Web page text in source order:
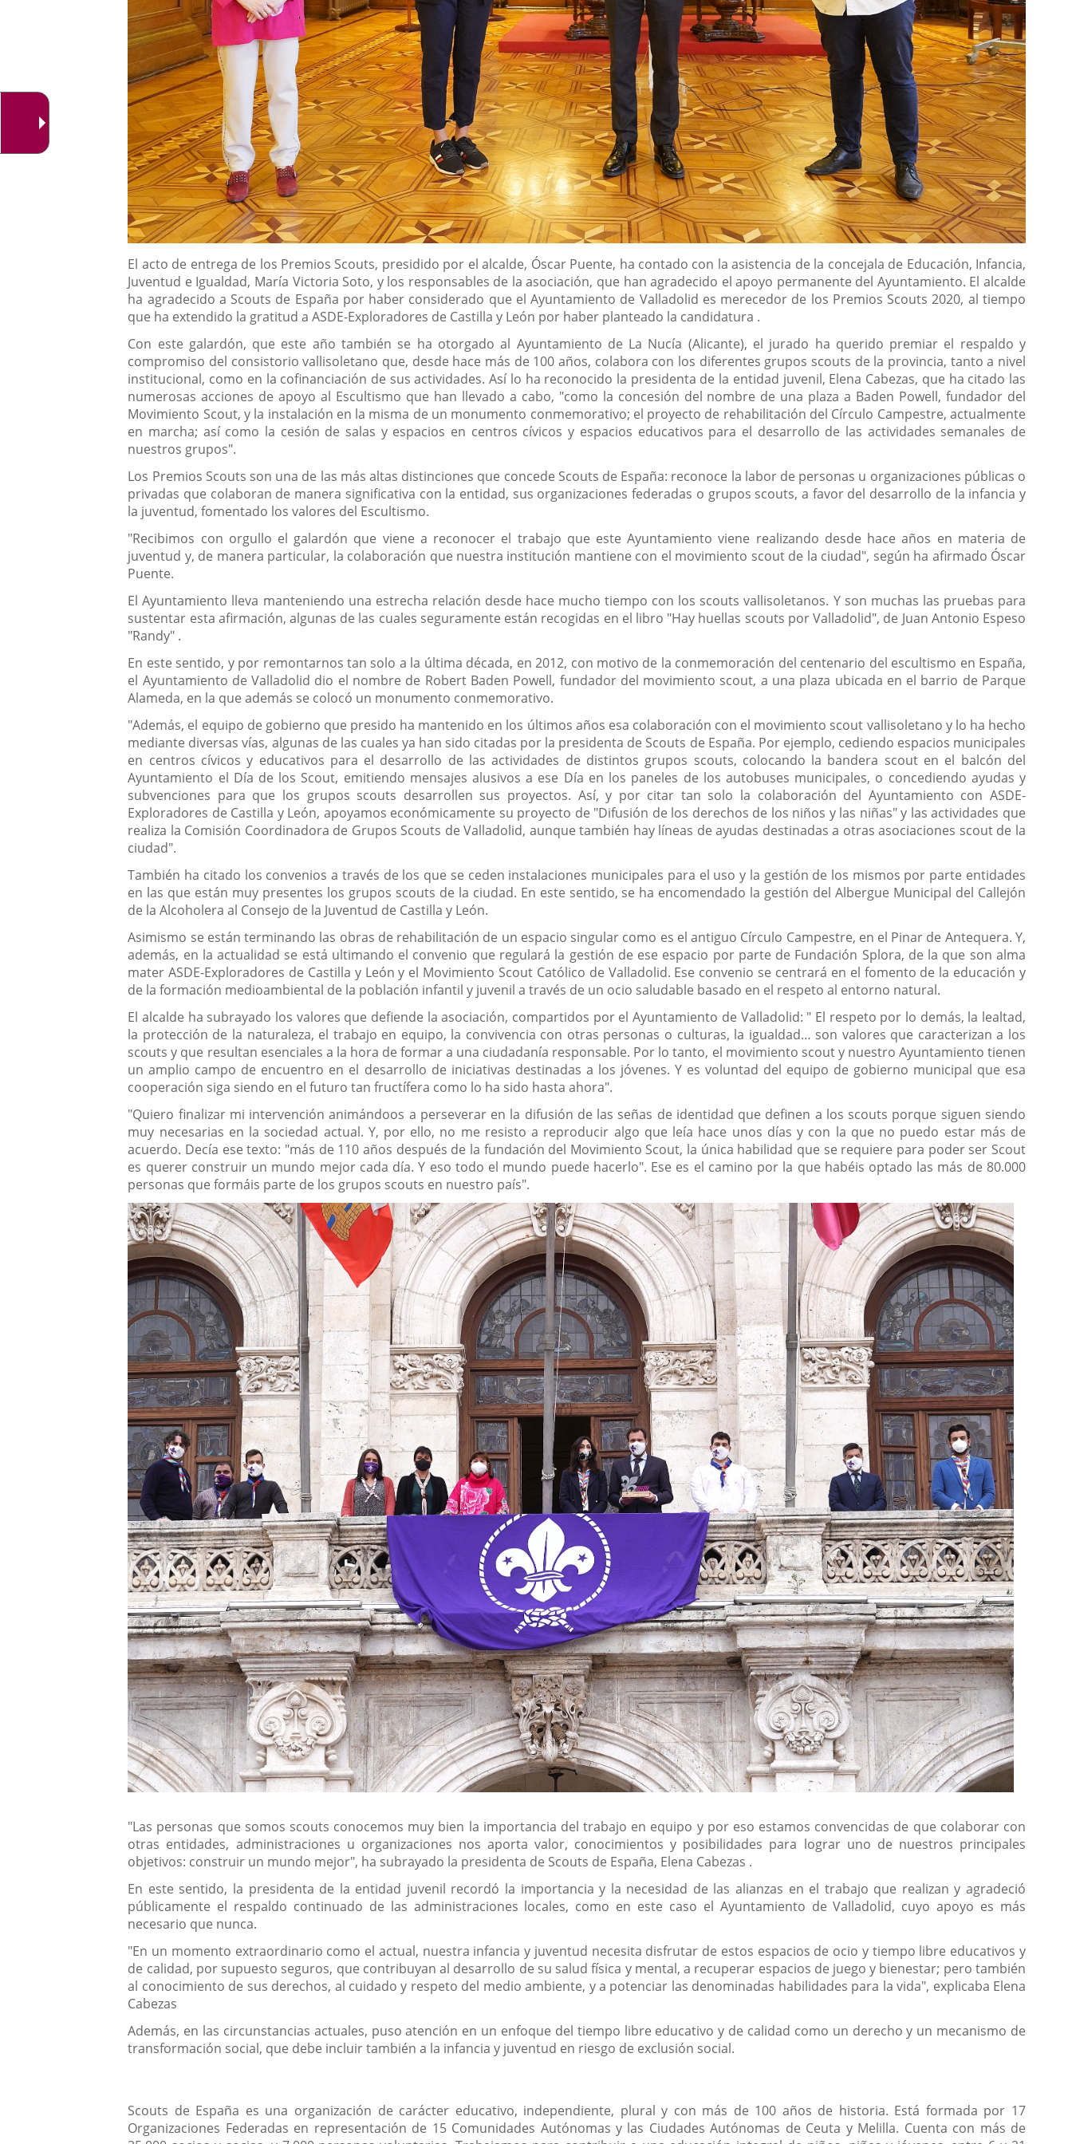
Descripción
El acto de entrega de los Premios Scouts, presidido por el alcalde, Óscar Puente, ha contado con la asistencia de la concejala de Educación, Infancia,
Juventud e Igualdad, María Victoria Soto, y los responsables de la asociación, que han agradecido el apoyo permanente del Ayuntamiento. El alcalde
ha agradecido a Scouts de España por haber considerado que el Ayuntamiento de Valladolid es merecedor de los Premios Scouts 2020, al tiempo
que ha extendido la gratitud a ASDE-Exploradores de Castilla y León por haber planteado la candidatura .
Con este galardón, que este año también se ha otorgado al Ayuntamiento de La Nucía (Alicante), el jurado ha querido premiar el respaldo y
compromiso del consistorio vallisoletano que, desde hace más de 100 años, colabora con los diferentes grupos scouts de la provincia, tanto a nivel
institucional, como en la cofinanciación de sus actividades. Así lo ha reconocido la presidenta de la entidad juvenil, Elena Cabezas, que ha citado las
numerosas acciones de apoyo al Escultismo que han llevado a cabo, "como la concesión del nombre de una plaza a Baden Powell, fundador del
Movimiento Scout, y la instalación en la misma de un monumento conmemorativo; el proyecto de rehabilitación del Círculo Campestre, actualmente
en marcha; así como la cesión de salas y espacios en centros cívicos y espacios educativos para el desarrollo de las actividades semanales de
nuestros grupos".
Los Premios Scouts son una de las más altas distinciones que concede Scouts de España: reconoce la labor de personas u organizaciones públicas o
privadas que colaboran de manera significativa con la entidad, sus organizaciones federadas o grupos scouts, a favor del desarrollo de la infancia y
la juventud, fomentado los valores del Escultismo.
"Recibimos con orgullo el galardón que viene a reconocer el trabajo que este Ayuntamiento viene realizando desde hace años en materia de
juventud y, de manera particular, la colaboración que nuestra institución mantiene con el movimiento scout de la ciudad", según ha afirmado Óscar
Puente.
El Ayuntamiento lleva manteniendo una estrecha relación desde hace mucho tiempo con los scouts vallisoletanos. Y son muchas las pruebas para
sustentar esta afirmación, algunas de las cuales seguramente están recogidas en el libro "Hay huellas scouts por Valladolid", de Juan Antonio Espeso
"Randy" .
En este sentido, y por remontarnos tan solo a la última década, en 2012, con motivo de la conmemoración del centenario del escultismo en España,
el Ayuntamiento de Valladolid dio el nombre de Robert Baden Powell, fundador del movimiento scout, a una plaza ubicada en el barrio de Parque
Alameda, en la que además se colocó un monumento conmemorativo.
"Además, el equipo de gobierno que presido ha mantenido en los últimos años esa colaboración con el movimiento scout vallisoletano y lo ha hecho
mediante diversas vías, algunas de las cuales ya han sido citadas por la presidenta de Scouts de España. Por ejemplo, cediendo espacios municipales
en centros cívicos y educativos para el desarrollo de las actividades de distintos grupos scouts, colocando la bandera scout en el balcón del
Ayuntamiento el Día de los Scout, emitiendo mensajes alusivos a ese Día en los paneles de los autobuses municipales, o concediendo ayudas y
subvenciones para que los grupos scouts desarrollen sus proyectos. Así, y por citar tan solo la colaboración del Ayuntamiento con ASDE-
Exploradores de Castilla y León, apoyamos económicamente su proyecto de "Difusión de los derechos de los niños y las niñas" y las actividades que
realiza la Comisión Coordinadora de Grupos Scouts de Valladolid, aunque también hay líneas de ayudas destinadas a otras asociaciones scout de la
ciudad".
También ha citado los convenios a través de los que se ceden instalaciones municipales para el uso y la gestión de los mismos por parte entidades
en las que están muy presentes los grupos scouts de la ciudad. En este sentido, se ha encomendado la gestión del Albergue Municipal del Callejón
de la Alcoholera al Consejo de la Juventud de Castilla y León.
Asimismo se están terminando las obras de rehabilitación de un espacio singular como es el antiguo Círculo Campestre, en el Pinar de Antequera. Y,
además, en la actualidad se está ultimando el convenio que regulará la gestión de ese espacio por parte de Fundación Splora, de la que son alma
mater ASDE-Exploradores de Castilla y León y el Movimiento Scout Católico de Valladolid. Ese convenio se centrará en el fomento de la educación y
de la formación medioambiental de la población infantil y juvenil a través de un ocio saludable basado en el respeto al entorno natural.
El alcalde ha subrayado los valores que defiende la asociación, compartidos por el Ayuntamiento de Valladolid: " El respeto por lo demás, la lealtad,
la protección de la naturaleza, el trabajo en equipo, la convivencia con otras personas o culturas, la igualdad… son valores que caracterizan a los
scouts y que resultan esenciales a la hora de formar a una ciudadanía responsable. Por lo tanto, el movimiento scout y nuestro Ayuntamiento tienen
un amplio campo de encuentro en el desarrollo de iniciativas destinadas a los jóvenes. Y es voluntad del equipo de gobierno municipal que esa
cooperación siga siendo en el futuro tan fructífera como lo ha sido hasta ahora".
"Quiero finalizar mi intervención animándoos a perseverar en la difusión de las señas de identidad que definen a los scouts porque siguen siendo
muy necesarias en la sociedad actual. Y, por ello, no me resisto a reproducir algo que leía hace unos días y con la que no puedo estar más de
acuerdo. Decía ese texto: "más de 110 años después de la fundación del Movimiento Scout, la única habilidad que se requiere para poder ser Scout
es querer construir un mundo mejor cada día. Y eso todo el mundo puede hacerlo". Ese es el camino por la que habéis optado las más de 80.000
personas que formáis parte de los grupos scouts en nuestro país".
"Las personas que somos scouts conocemos muy bien la importancia del trabajo en equipo y por eso estamos convencidas de que colaborar con
otras entidades, administraciones u organizaciones nos aporta valor, conocimientos y posibilidades para lograr uno de nuestros principales
objetivos: construir un mundo mejor", ha subrayado la presidenta de Scouts de España, Elena Cabezas .
En este sentido, la presidenta de la entidad juvenil recordó la importancia y la necesidad de las alianzas en el trabajo que realizan y agradeció
públicamente el respaldo continuado de las administraciones locales, como en este caso el Ayuntamiento de Valladolid, cuyo apoyo es más
necesario que nunca.
"En un momento extraordinario como el actual, nuestra infancia y juventud necesita disfrutar de estos espacios de ocio y tiempo libre educativos y
de calidad, por supuesto seguros, que contribuyan al desarrollo de su salud física y mental, a recuperar espacios de juego y bienestar; pero también
al conocimiento de sus derechos, al cuidado y respeto del medio ambiente, y a potenciar las denominadas habilidades para la vida", explicaba Elena
Cabezas
Además, en las circunstancias actuales, puso atención en un enfoque del tiempo libre educativo y de calidad como un derecho y un mecanismo de
transformación social, que debe incluir también a la infancia y juventud en riesgo de exclusión social.
Scouts de España es una organización de carácter educativo, independiente, plural y con más de 100 años de historia. Está formada por 17
Organizaciones Federadas en representación de 15 Comunidades Autónomas y las Ciudades Autónomas de Ceuta y Melilla. Cuenta con más de